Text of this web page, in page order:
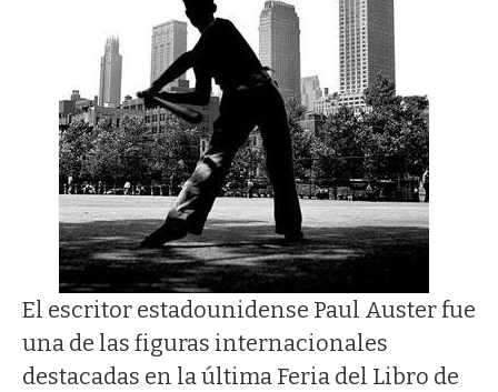
El escritor estadounidense Paul Auster fue
una de las figuras internacionales
destacadas en la última Feria del Libro de